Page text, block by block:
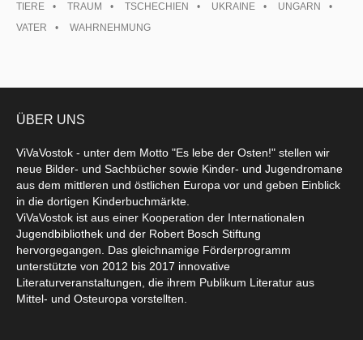
TIERE
TRAUM TSCHECHIEN UKRAINE
UNGARN
VATER
WAHRNEHMUNG
ÜBER UNS
ViVaVostok - unter dem Motto "Es lebe der Osten!" stellen wir
neue Bilder- und Sachbücher sowie Kinder- und Jugendromane
aus dem mittleren und östlichen Europa vor und geben Einblick
in die dortigen Kinderbuchmärkte.
ViVaVostok ist aus einer Kooperation der Internationalen
Jugendbibliothek und der Robert Bosch Stiftung
hervorgegangen. Das gleichnamige Förderprogramm
unterstützte von 2012 bis 2017 innovative
Literaturveranstaltungen, die ihrem Publikum Literatur aus
Mittel- und Osteuropa vorstellten.